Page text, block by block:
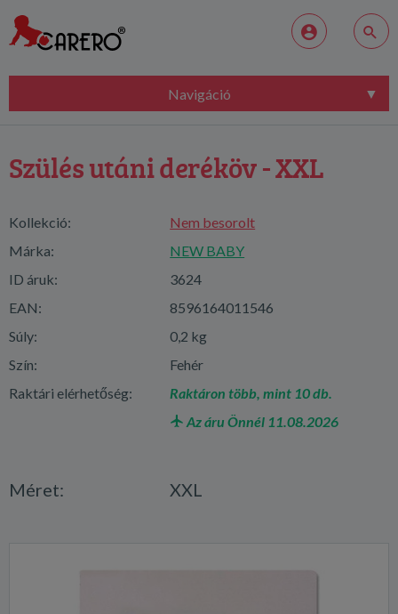
Navigáció
Szülés utáni deréköv - XXL
Kollekció:
Nem besorolt
Márka:
NEW BABY
ID áruk:
3624
EAN:
8596164011546
Súly:
0,2 kg
Szín:
Fehér
Raktári elérhetőség:
Raktáron több, mint 10 db.
Az áru Önnél 11.08.2026
Méret: XXL